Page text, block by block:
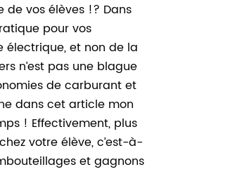
de vos élèves !? Dans
pour vos
électrique, et non de la
n’est pas une blague
de carburant et
dans cet article mon
! Effectivement, plus
votre élève, c’est-à-
et gagnons